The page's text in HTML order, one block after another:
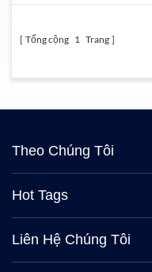
Tổng cộng 1 Trang
Theo Chúng Tôi
Hot Tags
Liên Hệ Chúng Tôi